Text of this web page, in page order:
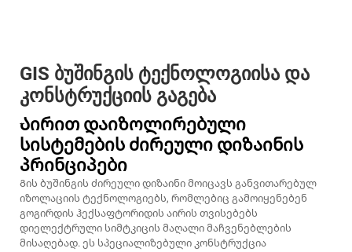
GIS ბუშინგის ტექნოლოგიისა და
კონსტრუქციის გაგება
Აირით დაიზოლირებული
სისტემების ძირეული დიზაინის
პრინციპები
Გის ბუშინგის ძირეული დიზაინი მოიცავს განვითარებულ
იზოლაციის ტექნოლოგიებს, რომლებიც გამოიყენებენ
გოგირდის ჰექსაფტორიდის აირის თვისებებს
დიელექტრული სიმტკიცის მაღალი მაჩვენებლების
მისაღებად. ეს სპეციალიზებული კონსტრუქცია